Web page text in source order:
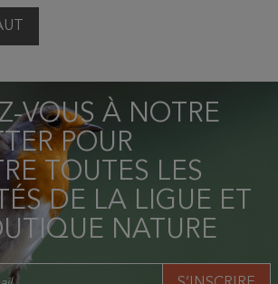
VOUS À NOTRE
POUR
TOUTES LES
DE LA LIGUE ET
NATURE